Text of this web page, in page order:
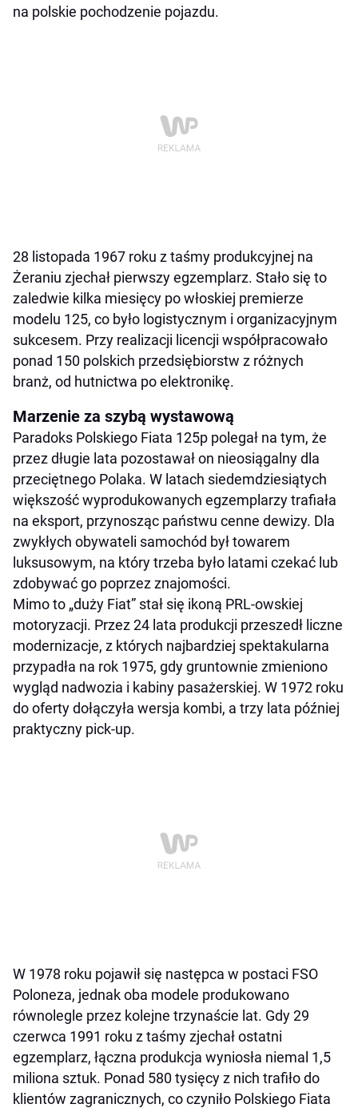
na polskie pochodzenie pojazdu.
28 listopada 1967 roku z taśmy produkcyjnej na
Żeraniu zjechał pierwszy egzemplarz. Stało się to
zaledwie kilka miesięcy po włoskiej premierze
modelu 125, co było logistycznym i organizacyjnym
sukcesem. Przy realizacji licencji współpracowało
ponad 150 polskich przedsiębiorstw z różnych
branż, od hutnictwa po elektronikę.
Marzenie za szybą wystawową
Paradoks Polskiego Fiata 125p polegał na tym, że
przez długie lata pozostawał on nieosiągalny dla
przeciętnego Polaka. W latach siedemdziesiątych
większość wyprodukowanych egzemplarzy trafiała
na eksport, przynosząc państwu cenne dewizy. Dla
zwykłych obywateli samochód był towarem
luksusowym, na który trzeba było latami czekać lub
zdobywać go poprzez znajomości.
Mimo to „duży Fiat” stał się ikoną PRL-owskiej
motoryzacji. Przez 24 lata produkcji przeszedł liczne
modernizacje, z których najbardziej spektakularna
przypadła na rok 1975, gdy gruntownie zmieniono
wygląd nadwozia i kabiny pasażerskiej. W 1972 roku
do oferty dołączyła wersja kombi, a trzy lata później
praktyczny pick-up.
W 1978 roku pojawił się następca w postaci FSO
Poloneza, jednak oba modele produkowano
równolegle przez kolejne trzynaście lat. Gdy 29
czerwca 1991 roku z taśmy zjechał ostatni
egzemplarz, łączna produkcja wyniosła niemal 1,5
miliona sztuk. Ponad 580 tysięcy z nich trafiło do
klientów zagranicznych, co czyniło Polskiego Fiata